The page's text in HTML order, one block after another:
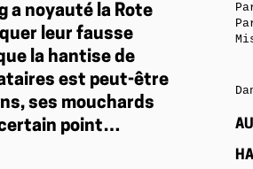
a noyauté la Rote
leur fausse
la hantise de
est peut-être
ses mouchards
certain point…